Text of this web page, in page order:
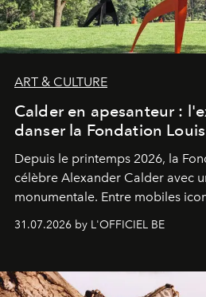
ART & CULTURE
Calder en apesanteur :
danser la Fondation
Depuis le printemps 2026, la
célèbre Alexander Calder avec
monumentale. Entre mobiles
monumentales et poésie du
américain investit les espaces
sculpture.
31.07.2026 by L'OFFICIEL BE